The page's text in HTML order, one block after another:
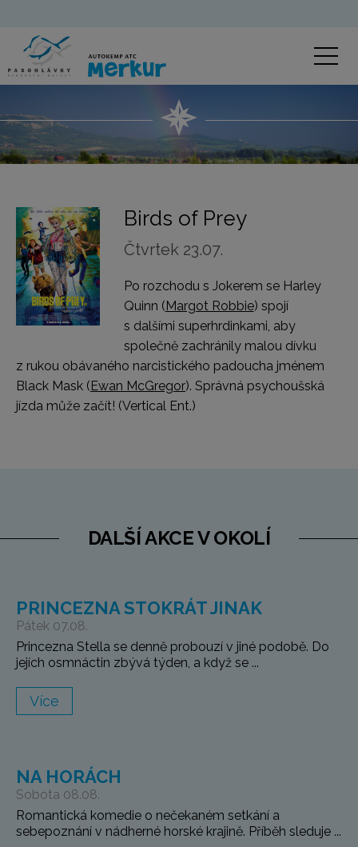
Birds of Prey
Čtvrtek 23.07.
Po rozchodu s Jokerem se Harley
Quinn ( Margot Robbie) spojí
s dalšími superhrdinkami, aby
společně zachránily malou dívku
z rukou obávaného narcistického padoucha jménem
Black Mask ( Ewan McGregor). Správná psychoušská
jízda může začít! (Vertical Ent.)
DALŠÍ AKCE V OKOLÍ
PRINCEZNA STOKRÁT JINAK
Pátek 07.08.
Princezna Stella se denně probouzí v jiné podobě. Do
jejích osmnáctin zbývá týden, a když se ...
Více
NA HORÁCH
Sobota 08.08.
Romantická komedie o nečekaném setkání a
sebepoznání v nádherné horské krajině. Příběh sleduje ...